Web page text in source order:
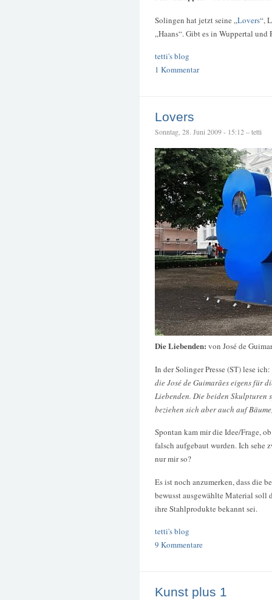
Solingen hat jetzt seine „Lovers“,
„Haans“. Gibt es in Wuppertal und
tetti's blog
1 Kommentar
Lovers
Sonntag, 28. Juni 2009 - 15:12 – tetti
Die Liebenden: von José de
In der Solinger Presse (ST) lese ich:
die José de Guimarães eigens für
Liebenden. Die beiden Skulpturen
beziehen sich aber auch auf
Spontan kam mir die Idee/Frage,
falsch aufgebaut wurden. Ich sehe
nur mir so?
Es ist noch anzumerken, dass die
bewusst ausgewählte Material soll
ihre Stahlprodukte bekannt sei.
tetti's blog
9 Kommentare
Kunst plus 1